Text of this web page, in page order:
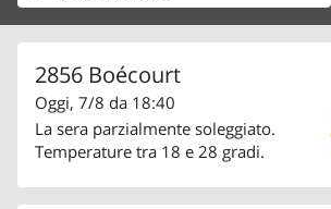
2856 Boécourt
Oggi, 7/8 da 18:40
La sera parzialmente soleggiato.
Temperature tra 18 e 28 gradi.
Area clienti
Informazioni Legali